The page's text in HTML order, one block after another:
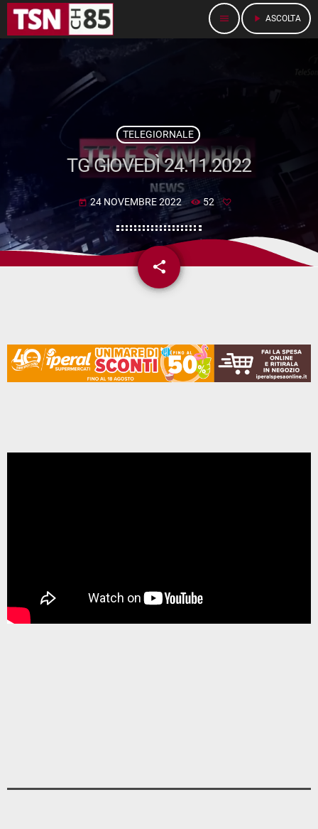
menu play_arrow ASCOLTA
TELEGIORNALE
TG GIOVEDÌ 24.11.2022
today 24 NOVEMBRE 2022 52
share
email